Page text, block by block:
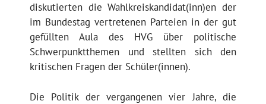
diskutierten die Wahlkreiskandidat(inn)en der
im Bundestag vertretenen Parteien in der gut
gefüllten Aula des HVG über politische
Schwerpunktthemen und stellten sich den
kritischen Fragen der Schüler(innen).
Die Politik der vergangenen vier Jahre, die